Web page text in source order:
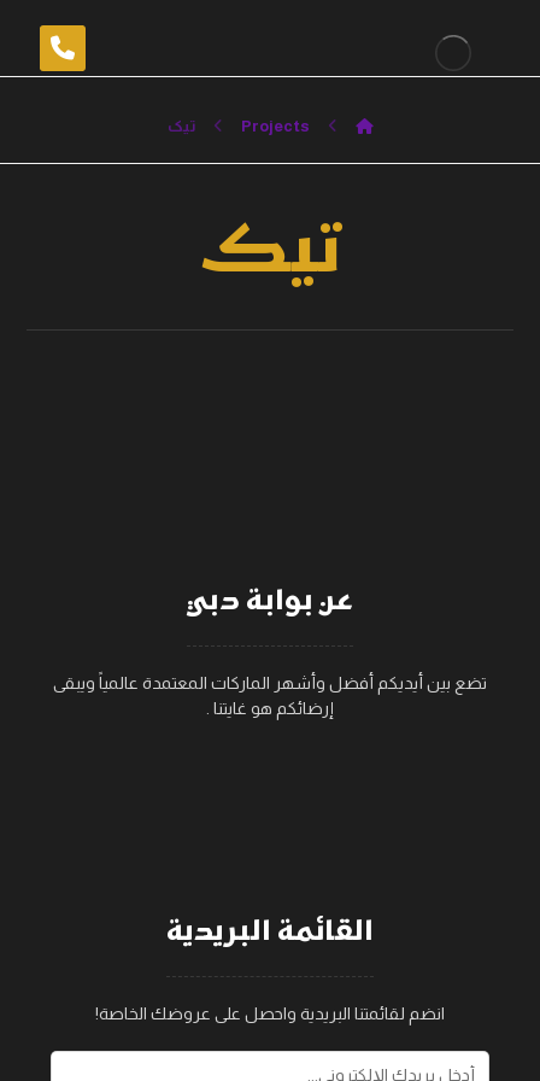
Projects تیک
تیک
عن بوابة دبي
تضع بين أيديكم أفضل وأشهر الماركات المعتمدة عالمياً ويبقى
إرضائكم هو غايتنا .
القائمة البريدية
انضم لقائمتنا البريدية واحصل على عروضك الخاصة!